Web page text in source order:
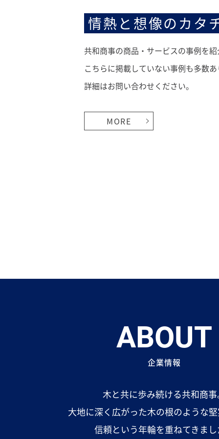
情熱と想像のカタ
共和商事の商品・サービスの事例を
こちらに掲載していない事例も多数
詳細はお問い合わせください。
MORE
ABOUT
企業情報
木と共に歩み続ける共和商
大地に深く広がった木の根のような
信頼という年輪を重ねてきま